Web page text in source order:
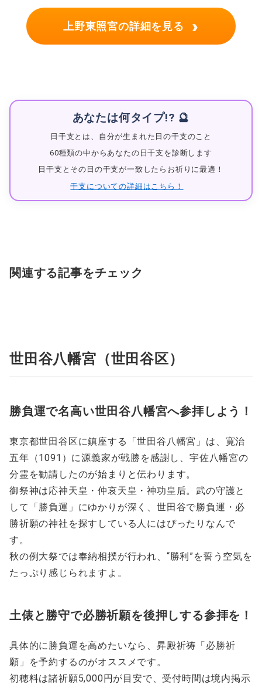
上野東照宮の詳細を見る ›
あなたは何タイプ!? 🔮
日干支とは、自分が生まれた日の干支のこと
60種類の中からあなたの日干支を診断します
日干支とその日の干支が一致したらお祈りに最適！
干支についての詳細はこちら！
関連する記事をチェック
世田谷八幡宮（世田谷区）
勝負運で名高い世田谷八幡宮へ参拝しよう！
東京都世田谷区に鎮座する「世田谷八幡宮」は、寛治
五年（1091）に源義家が戦勝を感謝し、宇佐八幡宮の
分霊を勧請したのが始まりと伝わります。
御祭神は応神天皇・仲哀天皇・神功皇后。武の守護と
して「勝負運」にゆかりが深く、世田谷で勝負運・必
勝祈願の神社を探すしている人にはぴったりなんで
す。
秋の例大祭では奉納相撲が行われ、“勝利”を誓う空気を
たっぷり感じられますよ。
土俵と勝守で必勝祈願を後押しする参拝を！
具体的に勝負運を高めたいなら、昇殿祈祷「必勝祈
願」を予約するのがオススメです。
初穂料は諸祈願5,000円が目安で、受付時間は境内掲示